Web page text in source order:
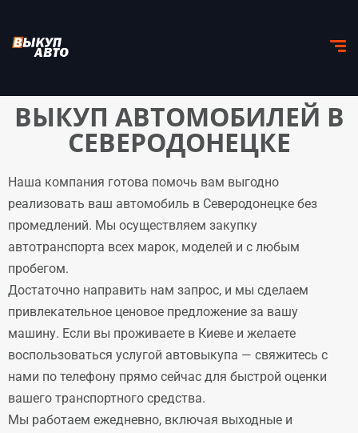
ВЫКУП АВТОМОБИЛЕЙ В
СЕВЕРОДОНЕЦКЕ
Наша компания готова помочь вам выгодно
реализовать ваш автомобиль в Северодонецке без
промедлений. Мы осуществляем закупку
автотранспорта всех марок, моделей и с любым
пробегом.
Достаточно направить нам запрос, и мы сделаем
привлекательное ценовое предложение за вашу
машину. Если вы проживаете в Киеве и желаете
воспользоваться услугой автовыкупа — свяжитесь с
нами по телефону прямо сейчас для быстрой оценки
вашего транспортного средства.
Мы работаем ежедневно, включая выходные и